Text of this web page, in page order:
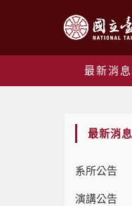
最新消息
最新消息
系所公告
演講公告